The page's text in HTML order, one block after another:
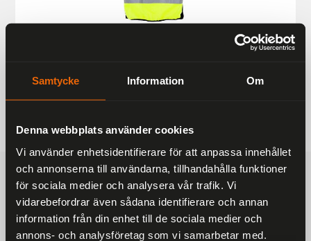
Samtycke Information Om
Denna webbplats använder cookies
Vi använder enhetsidentifierare för att anpassa innehållet
och annonserna till användarna, tillhandahålla funktioner
för sociala medier och analysera vår trafik. Vi
vidarebefordrar även sådana identifierare och annan
information från din enhet till de sociala medier och
annons- och analysföretag som vi samarbetar med.
187 kr
249 kr
FRAKTFRITT
På alla ordrar över 2000 kr
1-3 DAGAR LEVERANS
Inom Sverige med DHL